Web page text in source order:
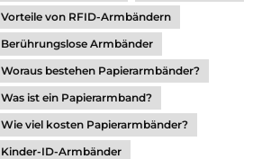
Vorteile von RFID-Armbändern
Berührungslose Armbänder
Woraus bestehen Papierarmbänder?
Was ist ein Papierarmband?
Wie viel kosten Papierarmbänder?
Kinder-ID-Armbänder